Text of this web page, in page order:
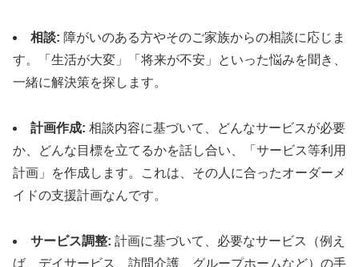
相談: 障がいのある方やそのご家族からの相談に応じま
す。「生活が大変」「将来が不安」といった悩みを聞き、
一緒に解決策を探します。
計画作成: 相談内容に基づいて、どんなサービスが必要
か、どんな目標を立てるかを話し合い、「サービス等利用
計画」を作成します。これは、その人に合ったオーダーメ
イドの支援計画なんです。
サービス調整: 計画に基づいて、必要なサービス（例え
ば、デイサービス、訪問介護、グループホームなど）の手